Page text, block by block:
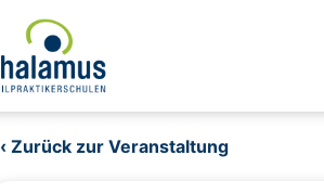
‹ Zurück zur Veranstaltung